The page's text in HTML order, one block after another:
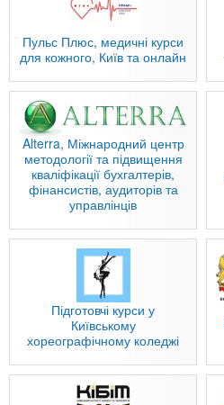
Пульс Плюс, медичні курси
для кожного, Київ та онлайн
Alterra, Міжнародний центр
методології та підвищення
кваліфікації бухгалтерів,
фінансистів, аудиторів та
управлінців
Підготовчі курси у
Київському
хореографічному коледжі